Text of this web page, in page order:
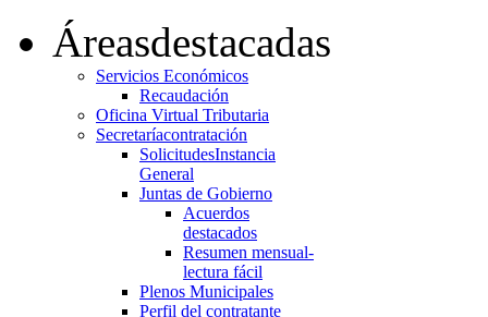
Áreasdestacadas
Servicios Económicos
Recaudación
Oficina Virtual Tributaria
Secretaríacontratación
SolicitudesInstancia
General
Juntas de Gobierno
Acuerdos
destacados
Resumen mensual-
lectura fácil
Plenos Municipales
Perfil del contratante